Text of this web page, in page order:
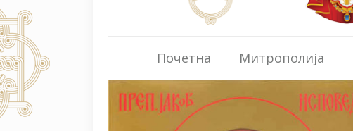
Почетна Митрополија